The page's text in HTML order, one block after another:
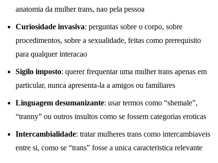
anatomia da mulher trans, nao pela pessoa
Curiosidade invasiva: perguntas sobre o corpo, sobre
procedimentos, sobre a sexualidade, feitas como prerequisito
para qualquer interacao
Sigilo imposto: querer frequentar uma mulher trans apenas em
particular, nunca apresenta-la a amigos ou familiares
Linguagem desumanizante: usar termos como “shemale”,
“tranny” ou outros insultos como se fossem categorias eroticas
Intercambialidade: tratar mulheres trans como intercambiaveis
entre si, como se “trans” fosse a unica caracteristica relevante